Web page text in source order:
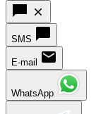
SMS
E-mail
WhatsApp